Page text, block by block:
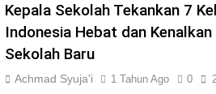
“menyala” di
1 Tenggarang Raih Juara 3 di
Kepala Sekolah Tekankan 7
Indonesia Hebat dan
Sekolah Baru
Achmad Syuja'i 1 Tahun Ago 0